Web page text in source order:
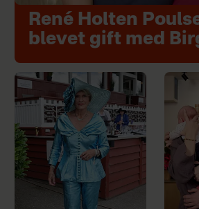
René Holten
blevet gift med